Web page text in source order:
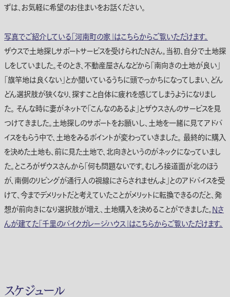
ずは、お気軽に希望のお住まいをお話ください。
写真でご紹介している「河南町の家」はこちらからご覧いただけます。
ザウスで土地探しサポートサービスを受けられたNさん。当初、自分で土地探
しをしていました。そのとき、不動産屋さんなどから「南向きの土地が良い」
「旗竿地は良くない」とか聞いているうちに頭でっかちになってしまい、どん
どん選択肢が狭くなり、探すこと自体に疲れを感じてしまうようになりまし
た。 そんな時に妻がネットで「こんなのあるよ」とザウスさんのサービスを見
つけてきました。土地探しのサポートをお願いし、土地を一緒に見てアドバ
イスをもらう中で、土地をみるポイントが変わっていきました。 最終的に購入
を決めた土地も、前に見た土地で、北向きというのがネックになっていまし
た。ところがザウスさんから「何も問題ないです。むしろ接道面が北のほう
が、南側のリビングが通行人の視線にさらされませんよ」とのアドバイスを受
けて、今までデメリットだと考えていたことがメリットに転換できるのだと、発
想が前向きになり選択肢が増え、土地購入を決めることができました。Nさ
んが建てた「千里のバイクガレージハウス」はこちらからご覧いただけます。
スケジュール